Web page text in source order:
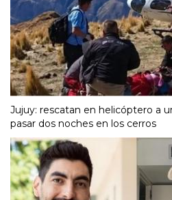
Jujuy: rescatan en helicóptero a
pasar dos noches en los cerros